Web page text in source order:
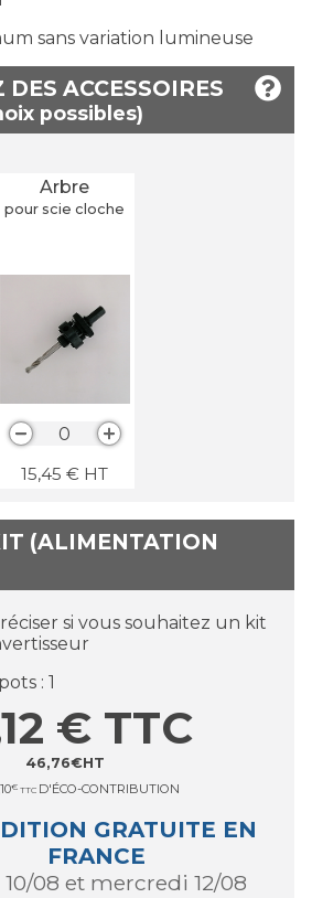
sans variation lumineuse
ACCESSOIRES
Arbre
pour scie cloche
0
15,45 € HT
(ALIMENTATION
si vous souhaitez un kit
1
46,76€HT
€ TTC
€ TTC D'ÉCO-CONTRIBUTION
GRATUITE EN
FRANCE
10/08 et mercredi 12/08